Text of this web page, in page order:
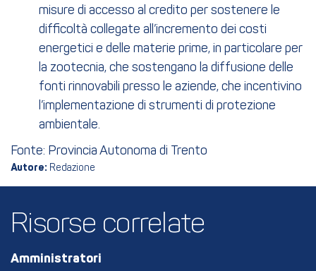
misure di accesso al credito per sostenere le
difficoltà collegate all’incremento dei costi
energetici e delle materie prime, in particolare per
la zootecnia, che sostengano la diffusione delle
fonti rinnovabili presso le aziende, che incentivino
l’implementazione di strumenti di protezione
ambientale.
Fonte: Provincia Autonoma di Trento
Autore: Redazione
Risorse correlate
Amministratori